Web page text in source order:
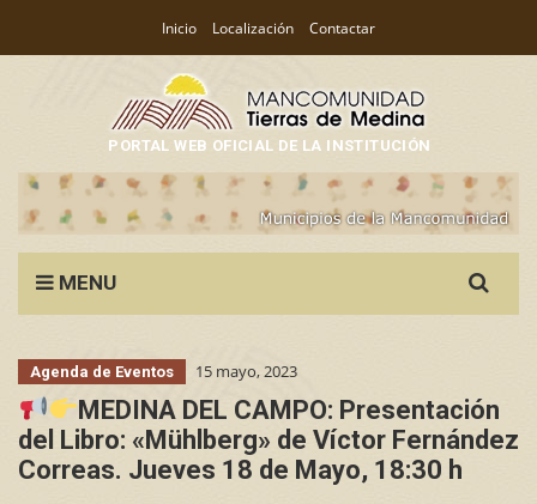
Inicio Localización Contactar
PORTAL WEB OFICIAL DE LA INSTITUCIÓN
MENU
for:
Agenda de Eventos 15 mayo, 2023
MEDINA DEL CAMPO: Presentación
del Libro: «Mühlberg» de Víctor Fernández
Correas. Jueves 18 de Mayo, 18:30 h